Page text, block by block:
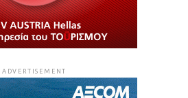
ADVERTISEMENT